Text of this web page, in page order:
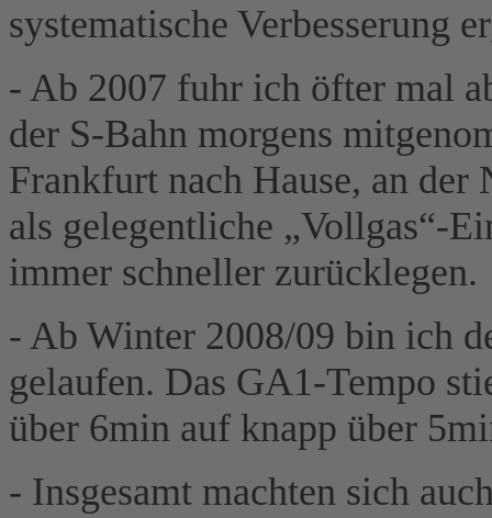
systematische Verbesserung
- Ab 2007 fuhr ich öfter mal
der S-Bahn morgens
Frankfurt nach Hause, an
als gelegentliche „Vollgas“-
immer schneller zurücklegen.
- Ab Winter 2008/09 bin ich
gelaufen. Das GA1-Tempo
über 6min auf knapp über
- Insgesamt machten sich